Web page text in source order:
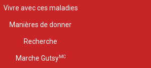
Vivre avec ces maladies
Manières de donner
Recherche
Marche GutsyMC